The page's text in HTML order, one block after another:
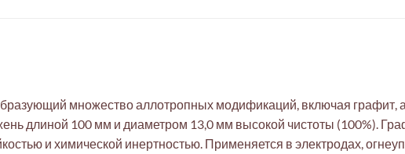
множество аллотропных модификаций, включая
длиной 100 мм и диаметром 13,0 мм высокой чистоты (100%).
и химической инертностью. Применяется в электродах,